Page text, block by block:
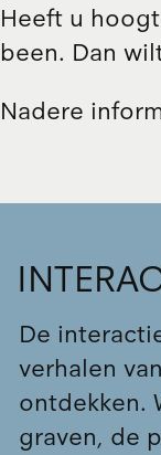
Heeft u
been. Dan
Nadere
De
verhalen
ontdekken.
graven, de